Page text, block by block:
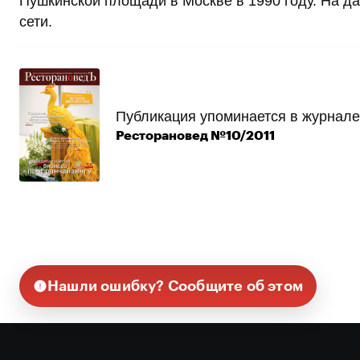
сети.
Публикация упоминается в
Ресторановед №10/2011
Нашли ошибку? Сообщите об этом